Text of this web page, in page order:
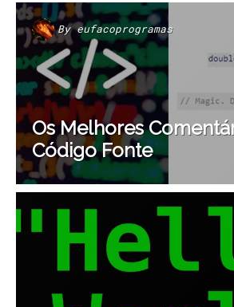
Byeufacoprogramas
Os Melhores
Código Fonte